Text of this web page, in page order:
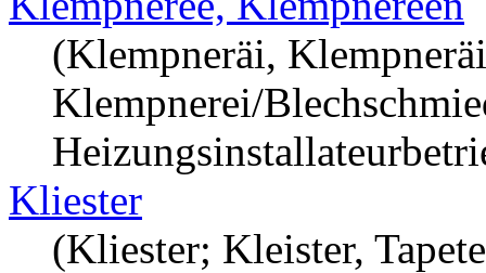
(Klempneräi,
Klempnerei/
Kliester
(Kliester; Kleister,